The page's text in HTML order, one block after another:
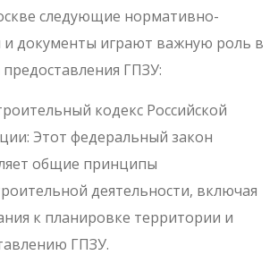
следующие нормативно-
документы играют важную роль в
ГПЗУ:
кодекс Российской
Этот федеральный закон
общие принципы
деятельности, включая
к планировке территории и
ГПЗУ.